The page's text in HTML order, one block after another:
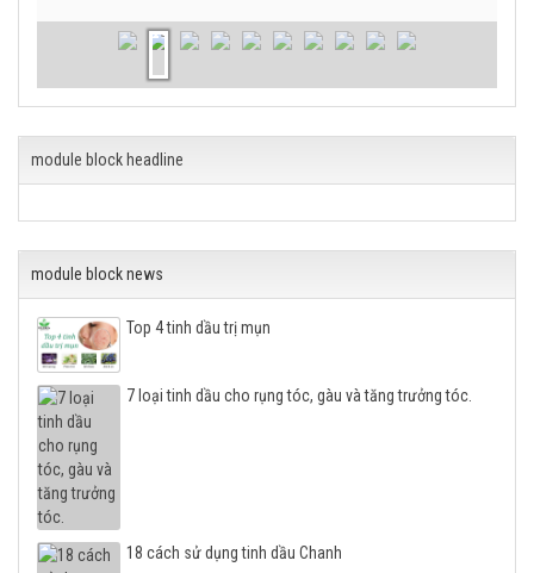
module block headline
module block news
Top 4 tinh dầu trị mụn
7 loại tinh dầu cho rụng tóc, gàu và tăng trưởng tóc.
18 cách sử dụng tinh dầu Chanh